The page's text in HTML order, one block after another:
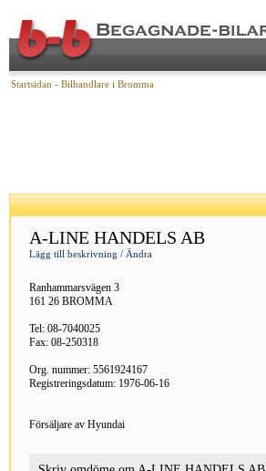
Startsidan - Bilhandlare i Bromma
A-LINE HANDELS AB
Lägg till beskrivning / Ändra
Ranhammarsvägen 3
161 26 BROMMA
Tel: 08-7040025
Fax: 08-250318
Org. nummer: 5561924167
Registreringsdatum: 1976-06-16
Försäljare av Hyundai